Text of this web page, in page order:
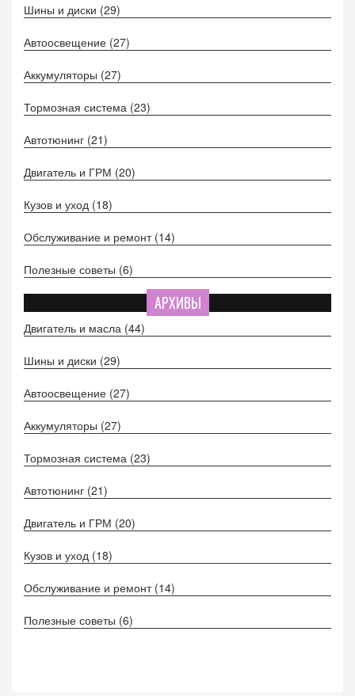
Шины и диски (29)
Автоосвещение (27)
Аккумуляторы (27)
Тормозная система (23)
Автотюнинг (21)
Двигатель и ГРМ (20)
Кузов и уход (18)
Обслуживание и ремонт (14)
Полезные советы (6)
АРХИВЫ
Двигатель и масла (44)
Шины и диски (29)
Автоосвещение (27)
Аккумуляторы (27)
Тормозная система (23)
Автотюнинг (21)
Двигатель и ГРМ (20)
Кузов и уход (18)
Обслуживание и ремонт (14)
Полезные советы (6)